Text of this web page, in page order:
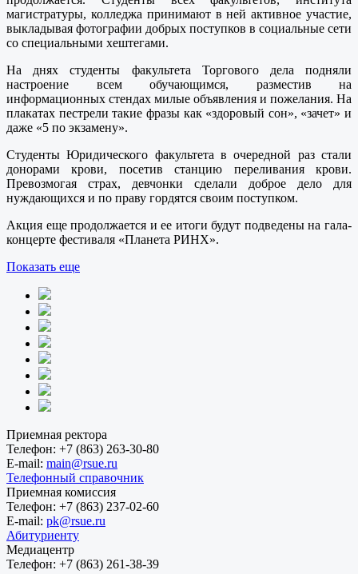
магистратуры, колледжа принимают в ней активное участие,
выкладывая фотографии добрых поступков в социальные сети
со специальными хештегами.
На днях студенты факультета Торгового дела подняли
настроение всем обучающимся, разместив на
информационных стендах милые объявления и пожелания. На
плакатах пестрели такие фразы как «здоровый сон», «зачет» и
даже «5 по экзамену».
Студенты Юридического факультета в очередной раз стали
донорами крови, посетив станцию переливания крови.
Превозмогая страх, девчонки сделали доброе дело для
нуждающихся и по праву гордятся своим поступком.
Акция еще продолжается и ее итоги будут подведены на гала-
концерте фестиваля «Планета РИНХ».
Показать еще
Приемная ректора
Телефон: +7 (863) 263-30-80
E-mail: main@rsue.ru
Телефонный справочник
Приемная комиссия
Телефон: +7 (863) 237-02-60
E-mail: pk@rsue.ru
Абитуриенту
Медиацентр
Телефон: +7 (863) 261-38-39